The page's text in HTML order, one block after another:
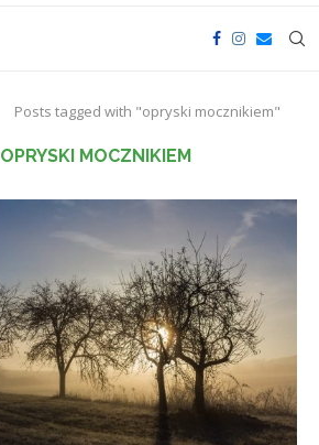
Posts tagged with "opryski mocznikiem"
OPRYSKI MOCZNIKIEM